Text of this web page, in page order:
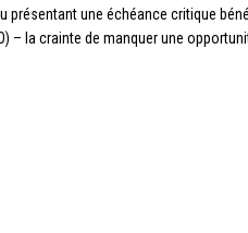
une échéance critique
– la crainte de manquer une